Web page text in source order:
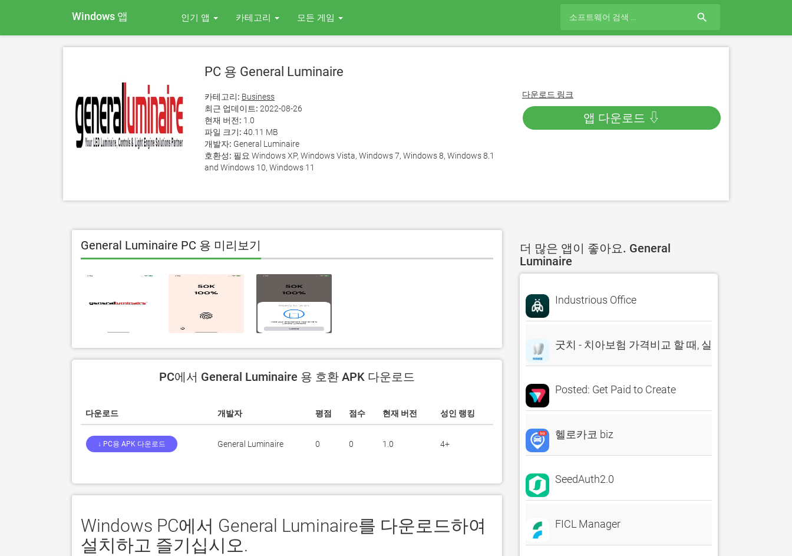
Windows 앱 인기 앱 카테고리 모든 게임 search
PC 용 General Luminaire
카테고리: Business
최근 업데이트: 2022-08-26
현재 버전: 1.0
파일 크기: 40.11 MB
개발자: General Luminaire
호환성: 필요 Windows XP, Windows Vista, Windows 7, Windows 8, Windows 8.1
and Windows 10, Windows 11
다운로드 링크
앱 다운로드 ⇩
General Luminaire PC 용 미리보기
PC에서 General Luminaire 용 호환 APK 다운로드
다운로드 개발자 평점 점수 현재 버전 성인 랭킹
↓ PC용 APK 다운로드 General Luminaire 0 0 1.0 4+
Windows PC에서 General Luminaire를 다운로드하여
설치하고 즐기십시오.
더 많은 앱이 좋아요. General
Luminaire
Industrious Office
굿치 - 치아보험 가격비교 할 때, 실시간 비교견적 앱
Posted: Get Paid to Create
헬로카코 biz
SeedAuth2.0
FICL Manager